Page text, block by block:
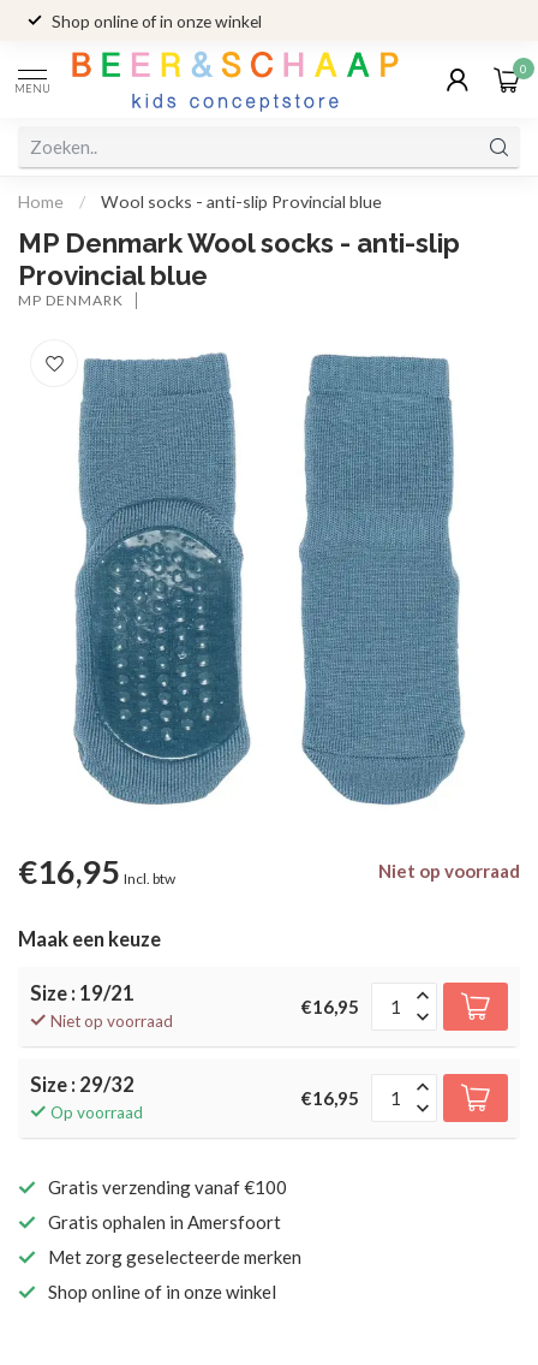
Shop online of in onze winkel
MENU
0
Home / Wool socks - anti-slip Provincial blue
MP Denmark Wool socks - anti-slip
Provincial blue
MP DENMARK
€16,95 Incl. btw Niet op voorraad
Maak een keuze
Size : 19/21
Niet op voorraad
€16,95
Size : 29/32
Op voorraad
€16,95
Gratis verzending vanaf €100
Gratis ophalen in Amersfoort
Met zorg geselecteerde merken
Shop online of in onze winkel